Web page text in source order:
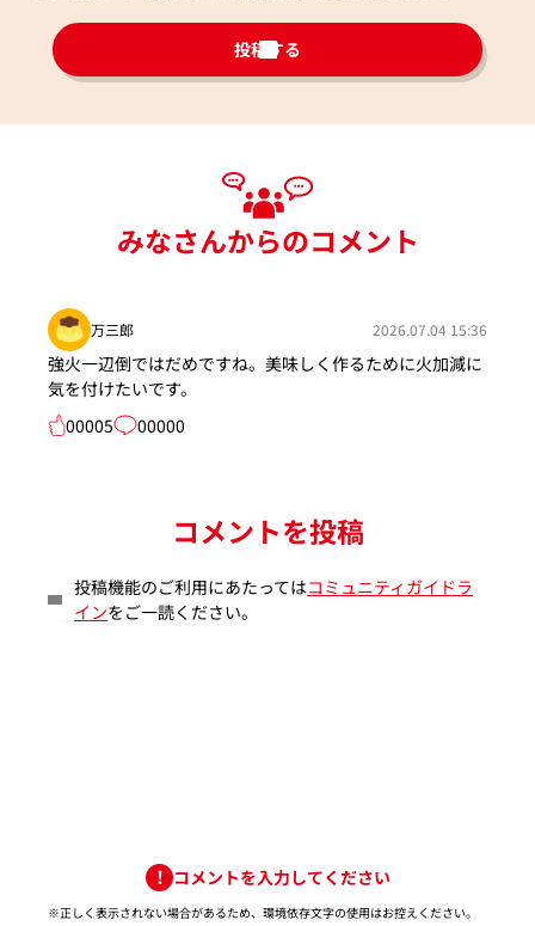
投稿する
みなさんからのコメント
万三郎 2026.07.04 15:36
強火一辺倒ではだめですね。美味しく作るために火加減に
気を付けたいです。
00005
00000
コメントを投稿
投稿機能のご利用にあたってはコミュニティガイドラ
インをご一読ください。
コメントを入力してください
※正しく表示されない場合があるため、環境依存文字の使用はお控えください。​